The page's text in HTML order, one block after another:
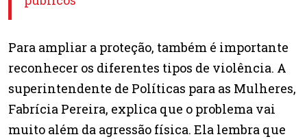
Para ampliar a proteção, também é importante
reconhecer os diferentes tipos de violência. A
superintendente de Políticas para as Mulheres,
Fabrícia Pereira, explica que o problema vai
muito além da agressão física. Ela lembra que